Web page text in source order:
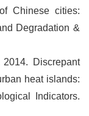
Chinese cities:
Degradation &
Discrepant
heat islands:
Indicators.